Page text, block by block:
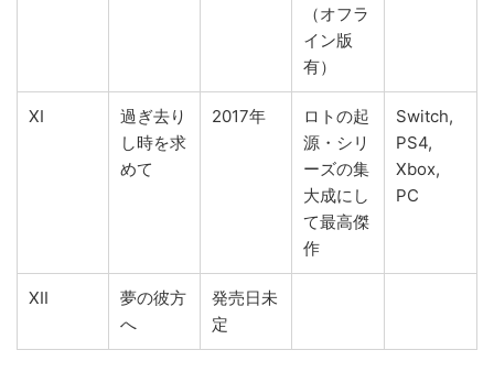
（オフラ
イン版
有）
XI
過ぎ去り
し時を求
めて
2017年
ロトの起
源・シリ
ーズの集
大成にし
て最高傑
作
Switch,
PS4,
Xbox,
PC
XII
夢の彼方
へ
発売日未
定